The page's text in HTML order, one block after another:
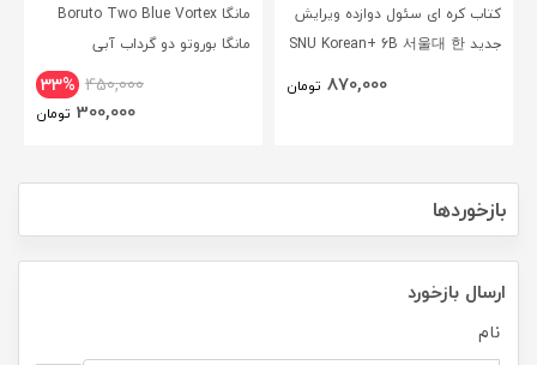
کتاب کره ای سئول دوازده ویرایش
جدید SNU Korean+ 6B 서울대 한
870,000 تومان
مانگا Boruto Two Blue Vortex
مانگا بوروتو دو گرداب آبی
33% 450,000
300,000 تومان
بازخوردها
ارسال بازخورد
نام